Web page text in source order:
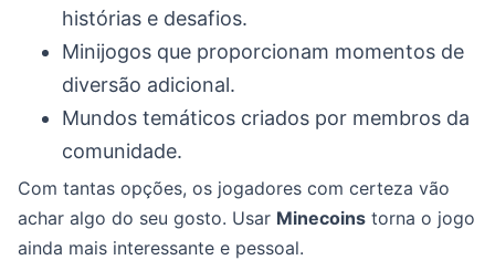
histórias e desafios.
Minijogos que proporcionam momentos de
diversão adicional.
Mundos temáticos criados por membros da
comunidade.
Com tantas opções, os jogadores com certeza vão
achar algo do seu gosto. Usar Minecoins torna o jogo
ainda mais interessante e pessoal.